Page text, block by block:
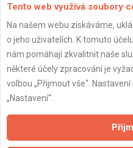
Aktualizováno z portálu
Naše
Zpracování a
Tento web využívá soubory
Na našem webu získáváme,
o jeho uživatelích. K tomuto
nám pomáhají zkvalitnit naše
některé účely zpracování je
volbou „Přijmout vše“.
„Nastavení“.